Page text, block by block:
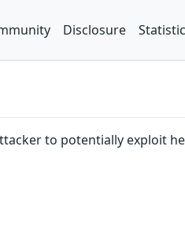
Disclosure
to potentially exploit